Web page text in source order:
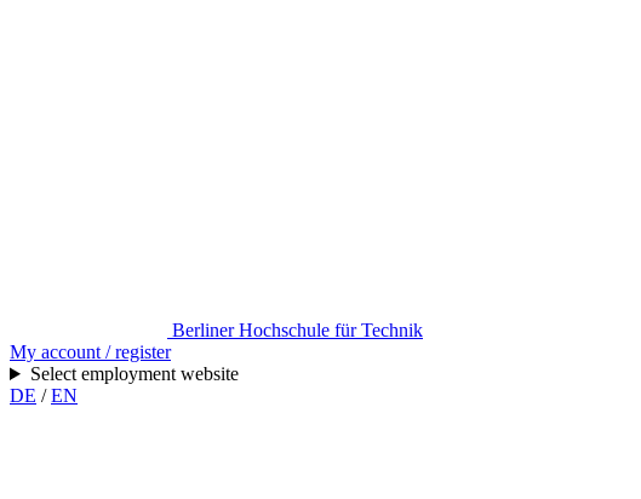
Berliner Hochschule für Technik
My account / register
Select employment website
DE /EN